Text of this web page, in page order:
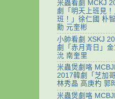
米蟲看劇 MCKJ
劇「明天上班見
班！」徐仁國 朴
勳 元奎彬
小帥看劇 XSKJ
劇「赤月青日」
沇 南奎里
米蟲煲劇咯
2017韓劇「芝加
林秀晶 高庚杓 郭
米蟲煲劇咯